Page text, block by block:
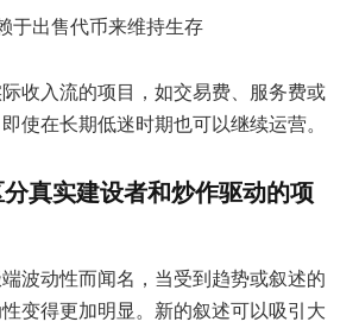
于出售代币来维持生存
收入流的项目，如交易费、服务费或
使在长期低迷时期也可以继续运营。
真实建设者和炒作驱动的项
波动性而闻名，当受到趋势或叙述的
变得更加明显。新的叙述可以吸引大